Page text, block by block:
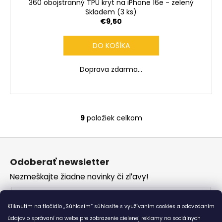
Kliknutím na tlačidlo „Súhlasím“ súhlasíte s využívaním cookies a odovzdaním
údajov o správaní na webe pre zobrazenie cielenej reklamy na sociálnych
360 obojstranný TPU kryt na iPhone 16e - zelený
Skladem (3 ks)
€9,50
DO KOŠÍKA
Doprava zdarma...
O
v
a
c
e
9položiek celkom
ä
t
Odoberať newsletter
Nezmeškajte žiadne novinky či zľavy!
Vložením e-mailu súhlasíte spodmienkami